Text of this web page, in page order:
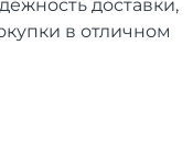
доставки,
в отличном